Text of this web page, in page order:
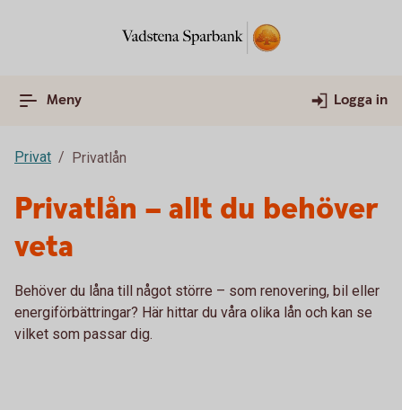
Meny Logga in
Privat Privatlån
Privatlån – allt du behöver
veta
Behöver du låna till något större – som renovering, bil eller
energiförbättringar? Här hittar du våra olika lån och kan se
vilket som passar dig.